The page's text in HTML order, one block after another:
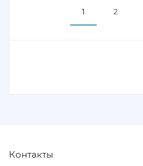
1 2
Контакты